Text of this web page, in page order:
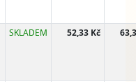
SKLADEM 52,33 Kč